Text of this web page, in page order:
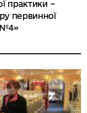
практики –
первинної
№4»